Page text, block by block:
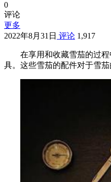
0
评论
更多
2022年8月31日 评论 1,917
在享用和收藏雪茄的过
具。这些雪茄的配件对于雪